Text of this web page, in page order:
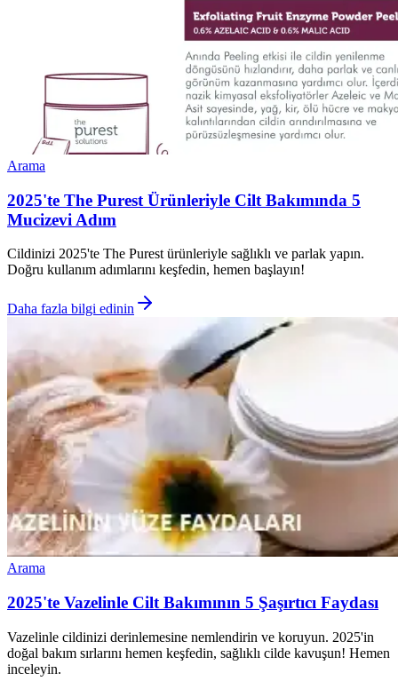
Arama
2025'te The Purest Ürünleriyle Cilt Bakımında 5
Mucizevi Adım
Cildinizi 2025'te The Purest ürünleriyle sağlıklı ve parlak yapın.
Doğru kullanım adımlarını keşfedin, hemen başlayın!
Daha fazla bilgi edinin
Arama
2025'te Vazelinle Cilt Bakımının 5 Şaşırtıcı Faydası
Vazelinle cildinizi derinlemesine nemlendirin ve koruyun. 2025'in
doğal bakım sırlarını hemen keşfedin, sağlıklı cilde kavuşun! Hemen
inceleyin.